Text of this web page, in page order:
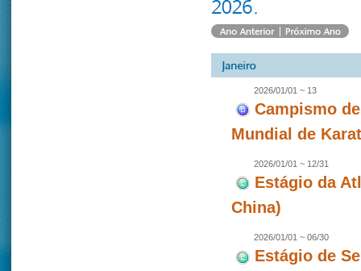
2026/01/01 ~ 13
Campismo
Mundial de
2026/01/01 ~ 12/31
Estágio da
China)
2026/01/01 ~ 06/30
Estágio de